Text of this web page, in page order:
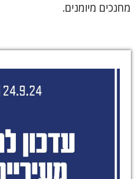
מחנכים מיומנים.